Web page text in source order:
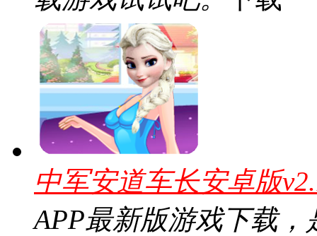
中军安道车长安卓版
APP最新版游戏下载